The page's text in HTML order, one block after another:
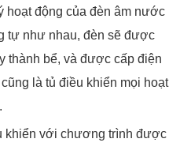
hoạt động của đèn âm nước
tự như nhau, đèn sẽ được
thành bể, và được cấp điện
là tủ điều khiển mọi hoạt
khiển với chương trình được